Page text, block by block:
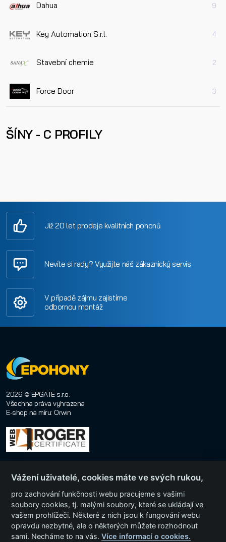
Dahua 9
Key Automation S.r.l. 4
Stavební chemie 2
Force Door 3
ŠÍNY - C PROFILY
Již 20 let prodeje kvalitních pohonů
Nevíte si rady? Využijte náš zákaznický servis
V případě zájmu zajistíme
odbornou montáž
2026 © EPGATE s.r.o.
Všechna práva vyhrazena
E-shop na míru: Orwin
Menu
Vážení uživatelé, cookies máte ve svých rukou,
pro zachování funkčnosti webu pracujeme s vašimi
soubory cookies, tj. malými soubory, které se ukládají ve
vašem prohlížeči. Některé z nich jsou k fungování webu
opravdu nezbytné, ale o některých můžete rozhodnout
sami. Necháme to na vás.Více informací o cookies.